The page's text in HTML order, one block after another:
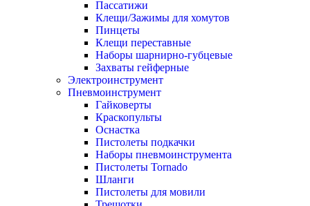
Пассатижи
Клещи/Зажимы для хомутов
Пинцеты
Клещи переставные
Наборы шарнирно-губцевые
Захваты гейферные
Электроинструмент
Пневмоинструмент
Гайковерты
Краскопульты
Оснастка
Пистолеты подкачки
Наборы пневмоинструмента
Пистолеты Tornado
Шланги
Пистолеты для мовили